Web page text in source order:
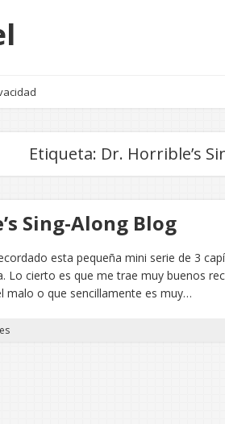
Etiqueta: Dr. Horrible’s
Sing-Along Blog
esta pequeña mini serie de 3
Lo cierto es que me trae muy buenos
malo o que sencillamente es muy…